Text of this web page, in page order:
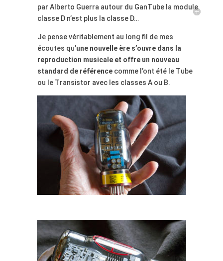
par Alberto Guerra autour du GanTube la module
classe D n’est plus la classe D…
Je pense véritablement au long fil de mes
écoutes qu’une nouvelle ère s’ouvre dans la
reproduction musicale et offre un nouveau
standard de référence comme l’ont été le Tube
ou le Transistor avec les classes A ou B.